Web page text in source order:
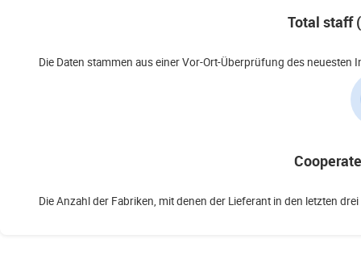
Total staff
Die Daten stammen aus einer Vor-Ort-Überprüfung des
Die Anzahl der Fabriken, mit denen der Lieferant in den letzten